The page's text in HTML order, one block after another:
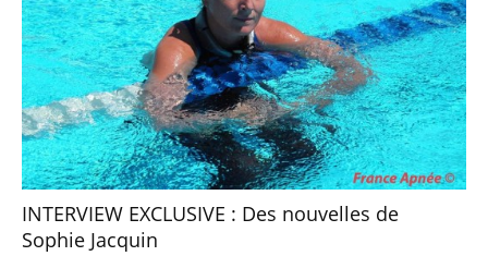
INTERVIEW EXCLUSIVE : Des nouvelles de
Sophie Jacquin